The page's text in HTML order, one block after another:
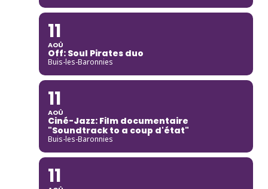
11
AOÛ
Off: Soul Pirates duo
Buis-les-Baronnies
11
AOÛ
Ciné-Jazz: Film documentaire
"Soundtrack to a coup d'état"
Buis-les-Baronnies
11